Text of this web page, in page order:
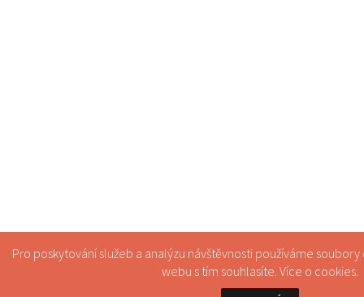
Pro poskytování služeb a analýzu návštěvnosti používáme
webu s tím souhlasíte. Více o cookies.